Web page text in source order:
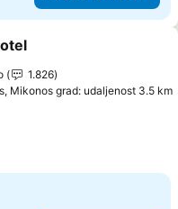
u favorite
1.826
Mikonos grad: udaljenost 3.5 km